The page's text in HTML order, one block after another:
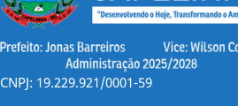
CNPJ: 19.229.921/0001-59